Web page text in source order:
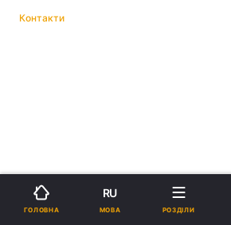
Контакти
ГОЛОВНА
RU
МОВА РОЗДІЛИ